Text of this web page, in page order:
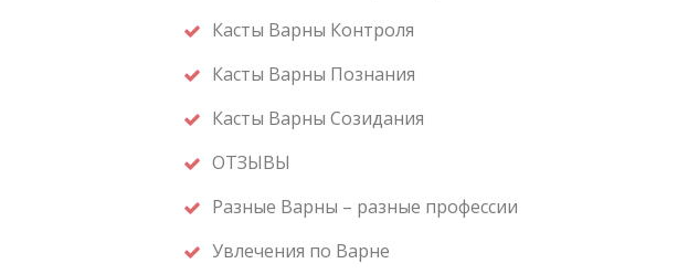
Касты Варны Контроля
Касты Варны Познания
Касты Варны Созидания
ОТЗЫВЫ
Разные Варны – разные профессии
Увлечения по Варне